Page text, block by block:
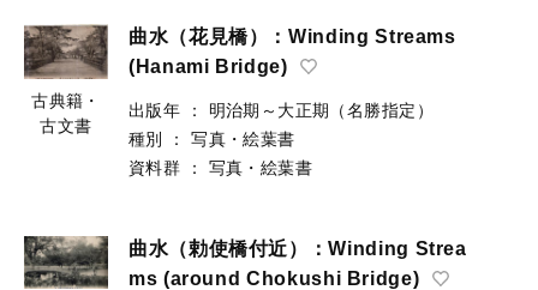
古典籍・
古文書
曲水（花見橋）：Winding Streams
(Hanami Bridge)
出版年 ：
明治期～大正期（名勝指定）
種別
：
写真・絵葉書
資料群
： 写真・絵葉書
曲水（勅使橋付近）：Winding Strea
ms (around Chokushi Bridge)